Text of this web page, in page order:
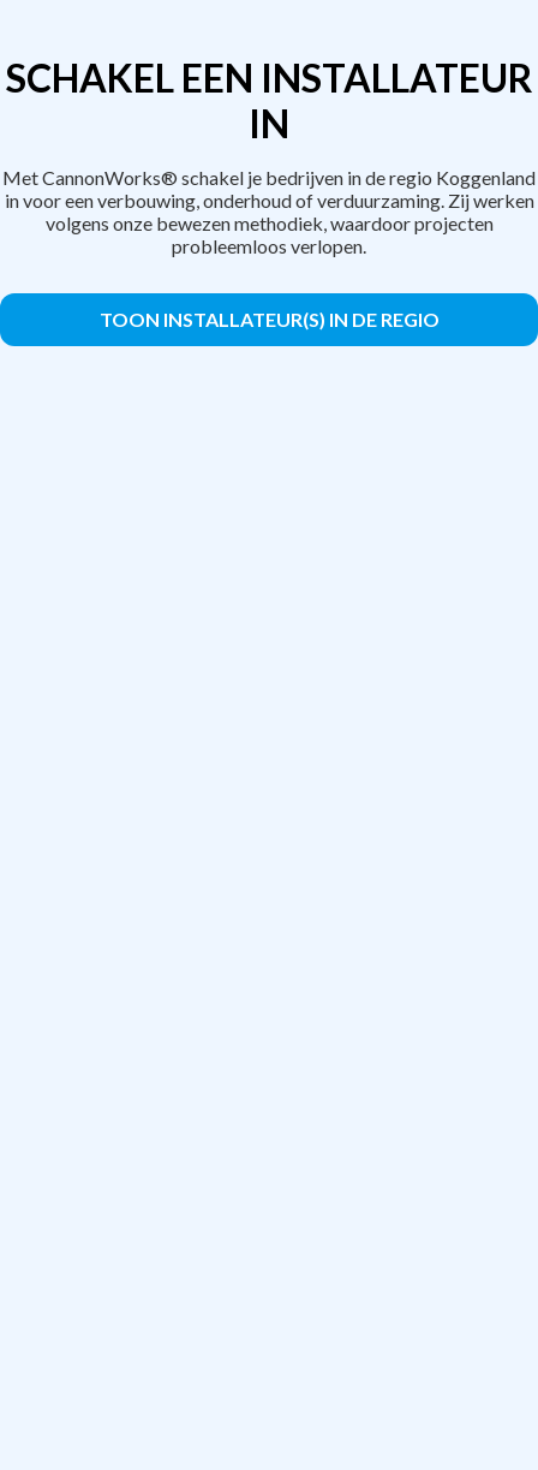
SCHAKEL EEN INSTALLATEUR
IN
Met CannonWorks® schakel je bedrijven in de regio Koggenland
in voor een verbouwing, onderhoud of verduurzaming. Zij werken
volgens onze bewezen methodiek, waardoor projecten
probleemloos verlopen.
TOON INSTALLATEUR(S) IN DE REGIO